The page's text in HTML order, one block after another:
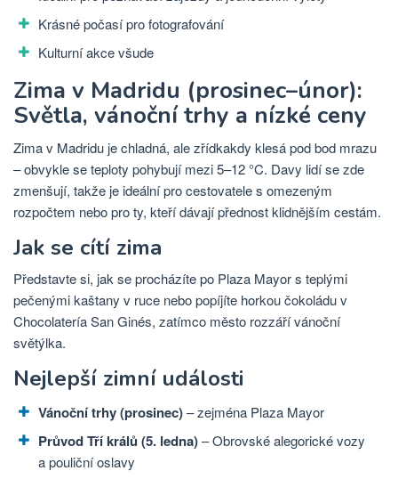
Krásné počasí pro fotografování
Kulturní akce všude
Zima v Madridu (prosinec–únor):
Světla, vánoční trhy a nízké ceny
Zima v Madridu je chladná, ale zřídkakdy klesá pod bod mrazu
– obvykle se teploty pohybují mezi 5–12 °C. Davy lidí se zde
zmenšují, takže je ideální pro cestovatele s omezeným
rozpočtem nebo pro ty, kteří dávají přednost klidnějším cestám.
Jak se cítí zima
Představte si, jak se procházíte po Plaza Mayor s teplými
pečenými kaštany v ruce nebo popíjíte horkou čokoládu v
Chocolatería San Ginés, zatímco město rozzáří vánoční
světýlka.
Nejlepší zimní události
Vánoční trhy (prosinec)– zejména Plaza Mayor
Průvod Tří králů (5. ledna)– Obrovské alegorické vozy
a pouliční oslavy